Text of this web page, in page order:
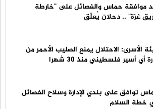
موافقة حماس والفصائل على "خارطة
غزة" .. دحلان يُعلّق
الأسرى: الاحتلال يمنع الصليب الأحمر من
أي أسير فلسطيني منذ 30 شهرا
توافق على بندي الإدارة وسلاح الفصائل
خطة السلام